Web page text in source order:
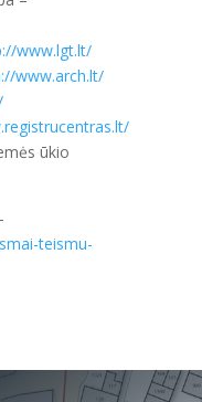
www.lgt.lt/
www.arch.lt/
ūkio
teismu-